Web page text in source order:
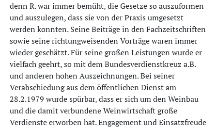
denn R. war immer bemüht, die Gesetze so auszuformen
und auszulegen, dass sie von der Praxis umgesetzt
werden konnten. Seine Beiträge in den Fachzeitschriften
sowie seine richtungweisenden Vorträge waren immer
wieder geschätzt. Für seine großen Leistungen wurde er
vielfach geehrt, so mit dem Bundesverdienstkreuz a.B.
und anderen hohen Auszeichnungen. Bei seiner
Verabschiedung aus dem öffentlichen Dienst am
28.2.1979 wurde spürbar, dass er sich um den Weinbau
und die damit verbundene Weinwirtschaft große
Verdienste erworben hat. Engagement und Einsatzfreude